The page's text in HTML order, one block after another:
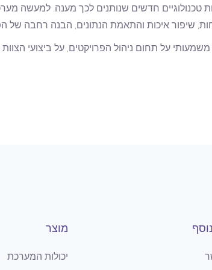
טכנולוגיים חדשים שנותנים לכך מענה. למעשה
שיפור איכות והתאמת הנתונים, הבנה רחבה של
על תחום ניהול הפרויקטים, על ביצועי
מוצר
יכולות המערכת